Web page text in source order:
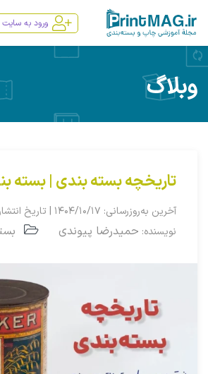
ورود به سایت
وبلاگ
تاریخچه بسته بندی | بسته
آخرین به‌روزرسانی: ۱۴۰۴/۱۰/۱۷ | تاریخ انتشار: ۱۴۰۳/۱۰/۲۱
نویسنده: حمیدرضا پیوندی